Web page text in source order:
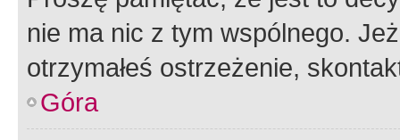
nie ma nic z tym wspólnego.
otrzymałeś ostrzeżenie,
Góra